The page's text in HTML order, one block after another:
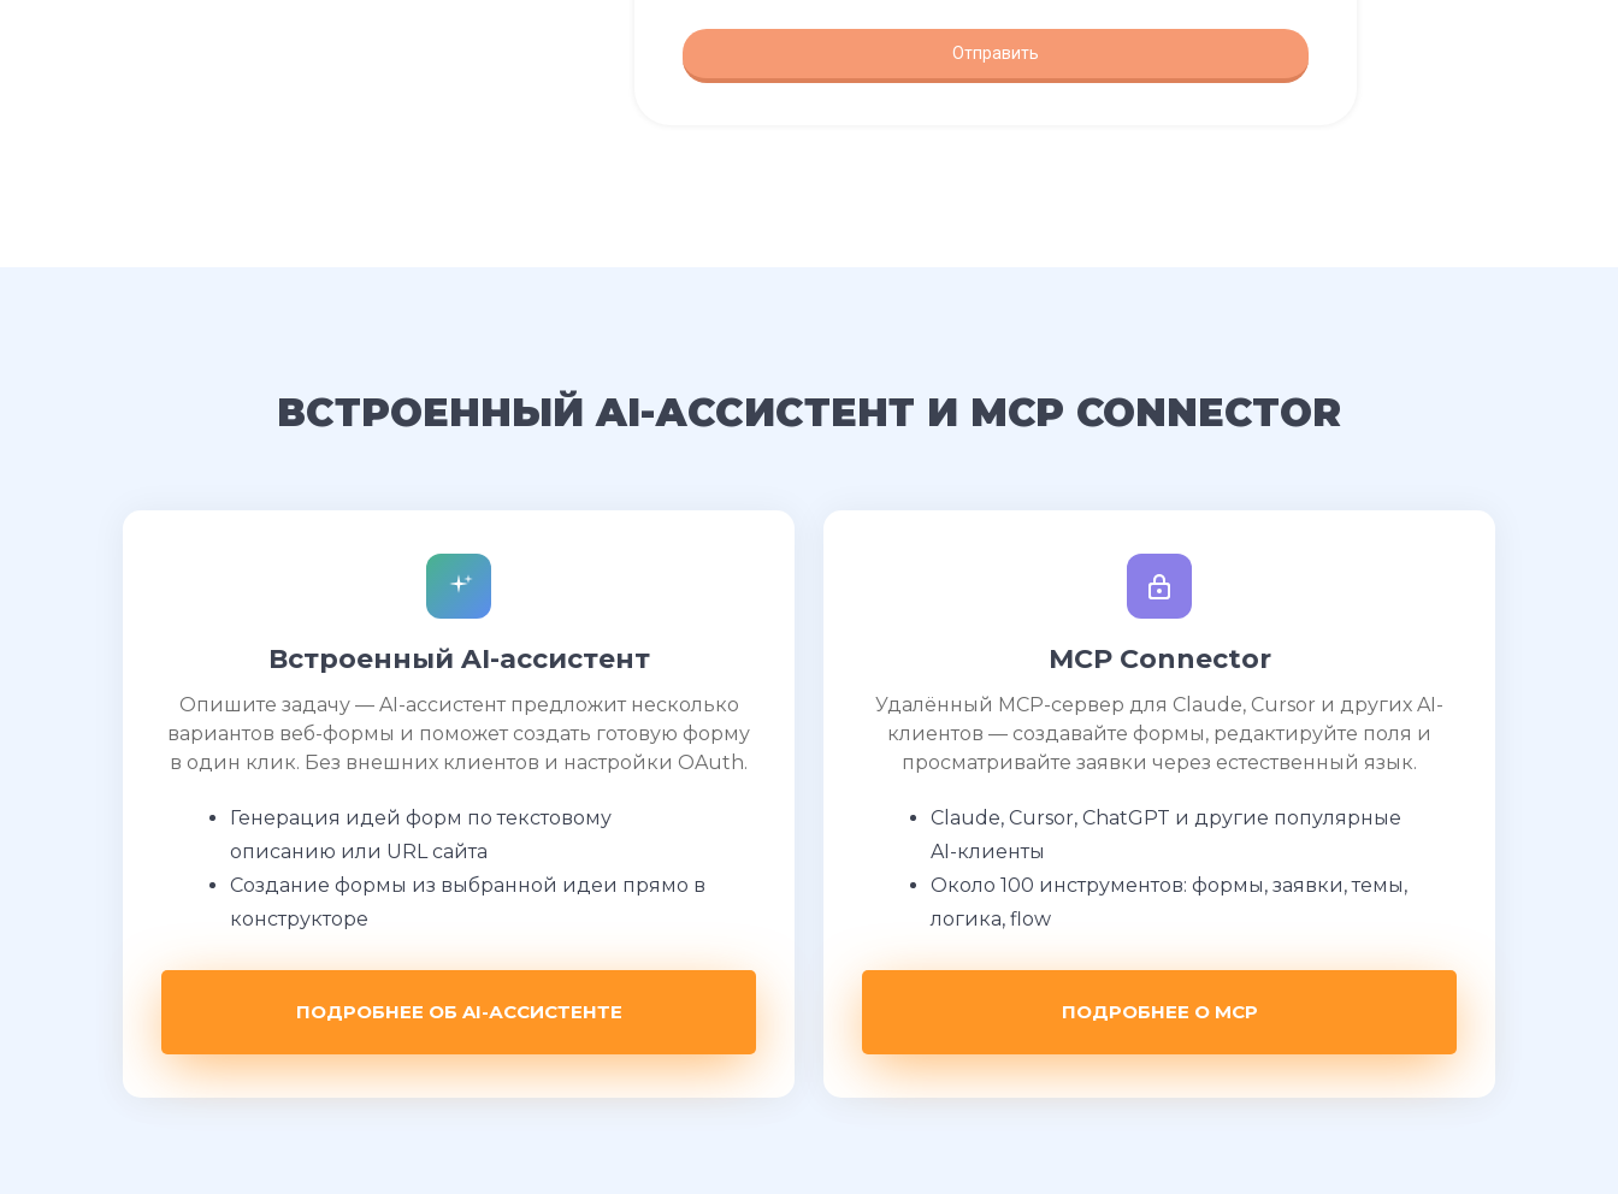
ВСТРОЕННЫЙ AI-АССИСТЕНТ И MCP CONNECTOR
Встроенный AI-ассистент
Опишите задачу — AI-ассистент предложит несколько
вариантов веб-формы и поможет создать готовую форму
в один клик. Без внешних клиентов и настройки OAuth.
Генерация идей форм по текстовому
описанию или URL сайта
Создание формы из выбранной идеи прямо в
конструкторе
ПОДРОБНЕЕ ОБ AI-АССИСТЕНТЕ
MCP Connector
Удалённый MCP-сервер для Claude, Cursor и других AI-
клиентов — создавайте формы, редактируйте поля и
просматривайте заявки через естественный язык.
Claude, Cursor, ChatGPT и другие популярные
AI-клиенты
Около 100 инструментов: формы, заявки, темы,
логика, flow
ПОДРОБНЕЕ О MCP